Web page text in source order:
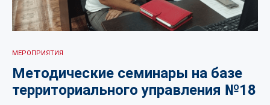
МЕРОПРИЯТИЯ
Методические семинары на базе
территориального управления №18